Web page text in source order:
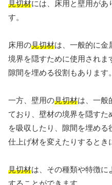
見切材には、床用と壁用があ
す。
床用の見切材は、一般的に金
境界を隠すために使用されま
隙間を埋める役割もあります。
一方、壁用の見切材は、一般
ており、壁材の境界を隠す
を吸収したり、隙間を埋め
仕上げ材を変えたりするとき
見切材は、その種類や特徴に
することができます。